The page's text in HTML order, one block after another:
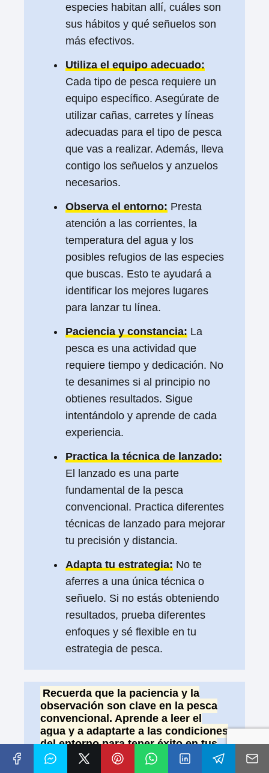
especies habitan allí, cuáles son
sus hábitos y qué señuelos son
más efectivos.
Utiliza el equipo adecuado:
Cada tipo de pesca requiere un
equipo específico. Asegúrate de
utilizar cañas, carretes y líneas
adecuadas para el tipo de pesca
que vas a realizar. Además, lleva
contigo los señuelos y anzuelos
necesarios.
Observa el entorno: Presta
atención a las corrientes, la
temperatura del agua y los
posibles refugios de las especies
que buscas. Esto te ayudará a
identificar los mejores lugares
para lanzar tu línea.
Paciencia y constancia: La
pesca es una actividad que
requiere tiempo y dedicación. No
te desanimes si al principio no
obtienes resultados. Sigue
intentándolo y aprende de cada
experiencia.
Practica la técnica de lanzado:
El lanzado es una parte
fundamental de la pesca
convencional. Practica diferentes
técnicas de lanzado para mejorar
tu precisión y distancia.
Adapta tu estrategia: No te
aferres a una única técnica o
señuelo. Si no estás obteniendo
resultados, prueba diferentes
enfoques y sé flexible en tu
estrategia de pesca.
Recuerda que la paciencia y la
observación son clave en la pesca
convencional. Aprende a leer el
agua y a adaptarte a las condiciones
del entorno para tener éxito en tus
jornadas de pesca.